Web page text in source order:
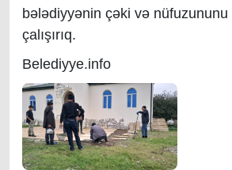
bələdiyyənin çəki və nüfuzununu
çalışırıq.
Belediyye.info